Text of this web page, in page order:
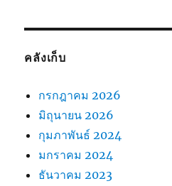
คลังเก็บ
กรกฎาคม 2026
มิถุนายน 2026
กุมภาพันธ์ 2024
มกราคม 2024
ธันวาคม 2023